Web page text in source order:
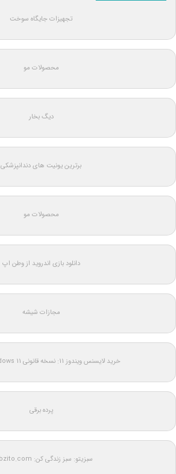
تجهیزات جایگاه سوخت
محصولات مو
دیگ بخار
برترین یونیت های دندانپزشکی
محصولات مو
دانلود بازی اندروید از وطن اپ
مجازات شیشه
خرید لایسنس ویندوز 11: نسخه قانونی Windows 11 اورجینال
پرده برقی
سبزیتو: سبز زندگی کن: Sabzito.com